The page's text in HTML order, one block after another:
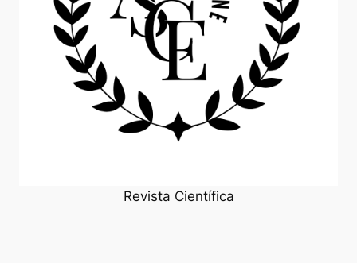
Revista Científica